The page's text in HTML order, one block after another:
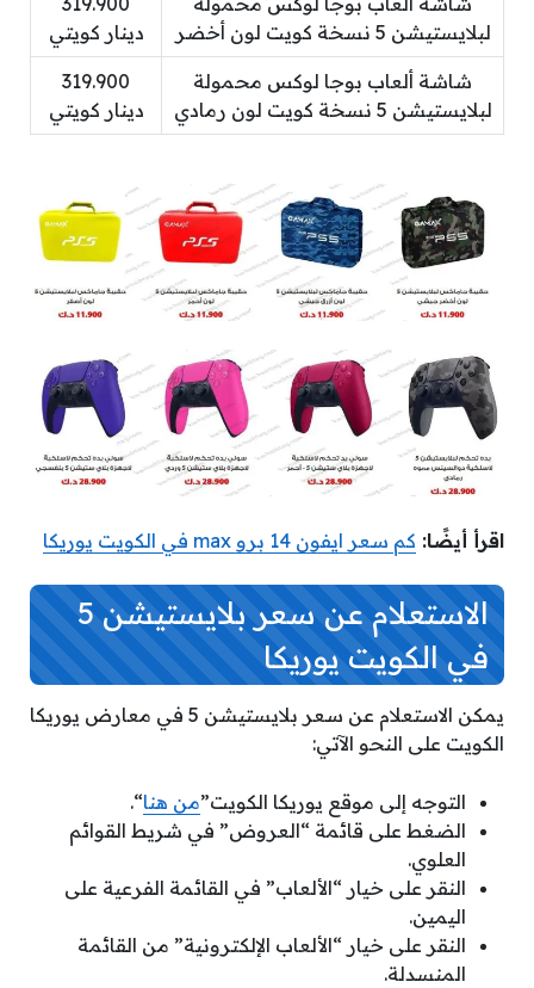
لبلايستيشن 5 نسخة كويت لون أخضر
دينار كويتي
شاشة ألعاب بوجا لوكس محمولة
لبلايستيشن 5 نسخة كويت لون رمادي
319.900
دينار كويتي
اقرأ أيضًا: كم سعر ايفون 14 برو max في الكويت يوريكا
الاستعلام عن سعر بلايستيشن 5
في الكويت يوريكا
يمكن الاستعلام عن سعر بلايستيشن 5 في معارض يوريكا
الكويت على النحو الآتي:
التوجه إلى موقع يوريكا الكويت”من هنا“.
الضغط على قائمة “العروض” في شريط القوائم
العلوي.
النقر على خيار “الألعاب” في القائمة الفرعية على
اليمين.
النقر على خيار “الألعاب الإلكترونية” من القائمة
المنسدلة.